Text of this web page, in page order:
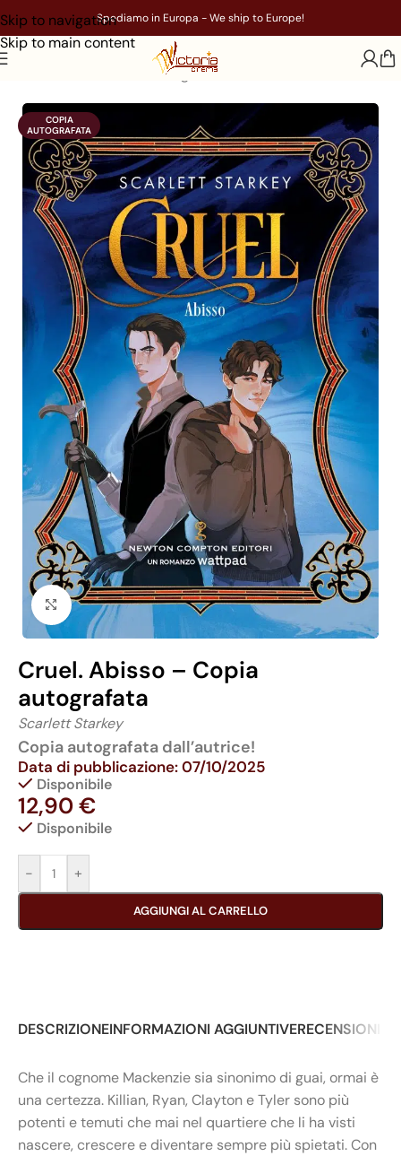
Skip to navigation
Skip to main content
Spediamo in Europa - We ship to Europe!
Young Adult
COPIA
AUTOGRAFATA
Click to enlarge
Cruel. Abisso – Copia
autografata
Scarlett Starkey
Copia autografata dall’autrice!
Data di pubblicazione: 07/10/2025
Disponibile
12,90€
Disponibile
- +
AGGIUNGI AL CARRELLO
DESCRIZIONEINFORMAZIONI AGGIUNTIVERECENSIONI
Che il cognome Mackenzie sia sinonimo di guai, ormai è
una certezza. Killian, Ryan, Clayton e Tyler sono più
potenti e temuti che mai nel quartiere che li ha visti
nascere, crescere e diventare sempre più spietati. Con